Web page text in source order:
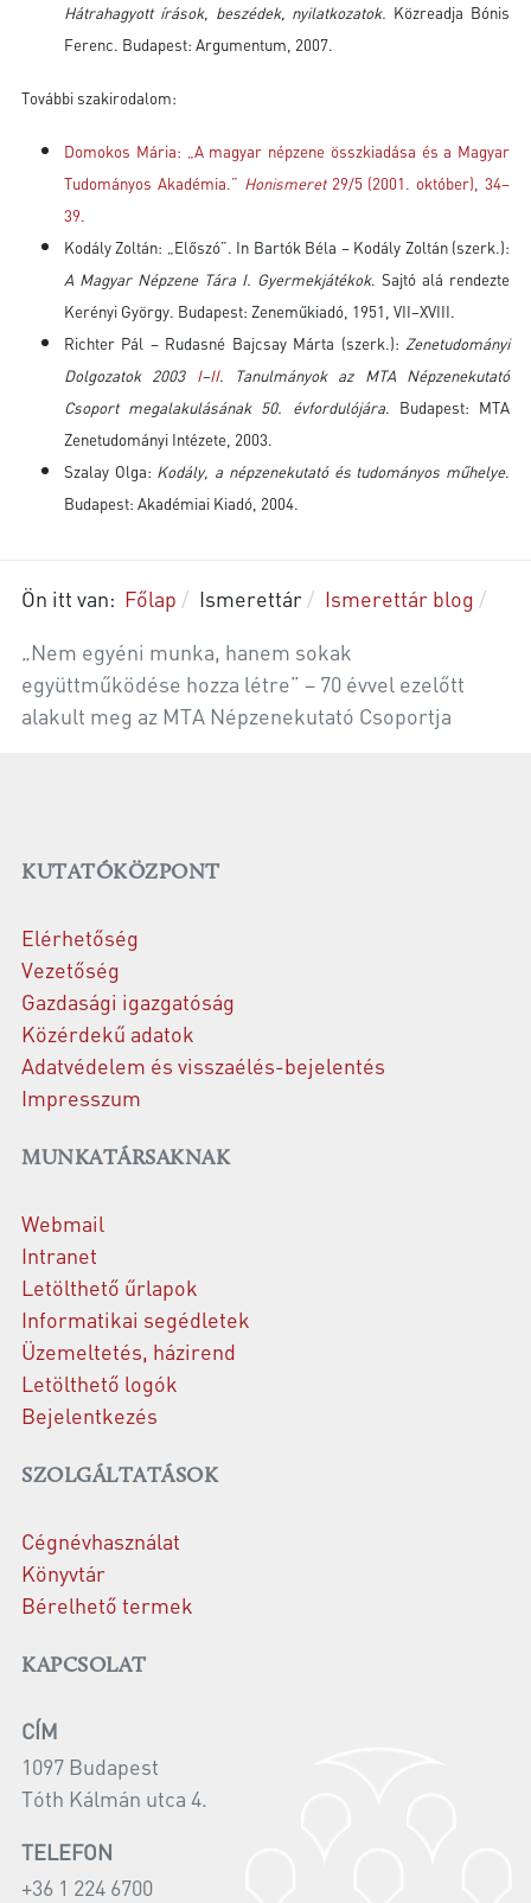
Hátrahagyott írások, beszédek, nyilatkozatok. Közreadja Bónis
Ferenc. Budapest: Argumentum, 2007.
További szakirodalom:
Domokos Mária: „A magyar népzene összkiadása és a Magyar
Tudományos Akadémia.” Honismeret29/5 (2001. október), 34–
39.
Kodály Zoltán: „Előszó”. In Bartók Béla – Kodály Zoltán (szerk.):
A Magyar Népzene Tára I. Gyermekjátékok. Sajtó alá rendezte
Kerényi György. Budapest: Zeneműkiadó, 1951, VII–XVIII.
Richter Pál – Rudasné Bajcsay Márta (szerk.): Zenetudományi
Dolgozatok 2003 I–II. Tanulmányok az MTA Népzenekutató
Csoport megalakulásának 50. évfordulójára. Budapest: MTA
Zenetudományi Intézete, 2003.
Szalay Olga: Kodály, a népzenekutató és tudományos műhelye.
Budapest: Akadémiai Kiadó, 2004.
Ön itt van: Főlap Ismerettár
Ismerettár blog
„Nem egyéni munka, hanem sokak
együttműködése hozza létre” – 70 évvel ezelőtt
alakult meg az MTA Népzenekutató Csoportja
KUTATÓKÖZPONT
Elérhetőség
Vezetőség
Gazdasági igazgatóság
Közérdekű adatok
Adatvédelem és visszaélés-bejelentés
Impresszum
MUNKATÁRSAKNAK
Webmail
Intranet
Letölthető űrlapok
Informatikai segédletek
Üzemeltetés, házirend
Letölthető logók
Bejelentkezés
SZOLGÁLTATÁSOK
Cégnévhasználat
Könyvtár
Bérelhető termek
KAPCSOLAT
CÍM
1097 Budapest
Tóth Kálmán utca 4.
TELEFON
+36 1 224 6700